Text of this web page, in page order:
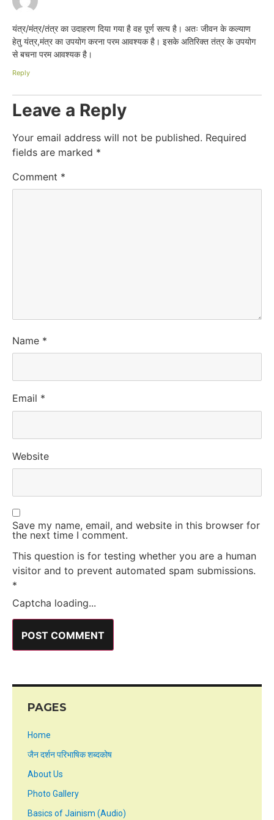
यंत्र/मंत्र/तंत्र का उदाहरण दिया गया है वह पूर्ण सत्य है। अतः जीवन के कल्याण
हेतु यंत्र,मंत्र का उपयोग करना परम आवश्यक है। इसके अतिरिक्त तंत्र के उपयोग
से बचना परम आवश्यक है।
Reply
Leave a Reply
Your email address will not be published. Required
fields are marked *
Comment *
Name *
Email *
Website
Save my name, email, and website in this browser for
the next time I comment.
This question is for testing whether you are a human
visitor and to prevent automated spam submissions.
*
Captcha loading...
PAGES
Home
जैन दर्शन परिभाषिक शब्दकोष
About Us
Photo Gallery
Basics of Jainism (Audio)